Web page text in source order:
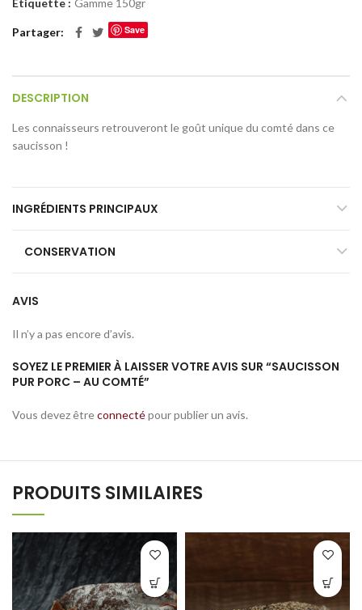
Étiquette : Gamme 150gr
Partager Save
DESCRIPTION
Les connaisseurs retrouveront le goût unique du comté dans ce
saucisson !
INGRÉDIENTS PRINCIPAUX
CONSERVATION
AVIS
Il n’y a pas encore d’avis.
SOYEZ LE PREMIER À LAISSER VOTRE AVIS SUR “SAUCISSON
PUR PORC – AU COMTÉ”
Vous devez êtreconnectépour publier un avis.
PRODUITS SIMILAIRES